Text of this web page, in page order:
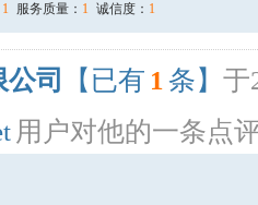
1 服务质量： 1 诚信度： 1
司 【已有 1 条】 于
用户对他的一条点